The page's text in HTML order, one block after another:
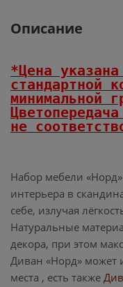
Описание
*Цена
стандартной
минимальной
не
Набор мебели
интерьера в
себе, излучая
Натуральные
декора, при этом
Диван «Норд» может
места , есть также